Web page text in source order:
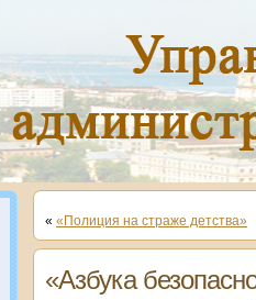
« «Полиция на страже детства»
«Азбука